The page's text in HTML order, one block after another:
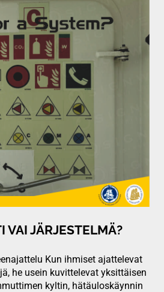
VAI JÄRJESTELMÄ?
Kun ihmiset ajattelevat
he usein kuvittelevat yksittäisen
kyltin, hätäuloskäynnin